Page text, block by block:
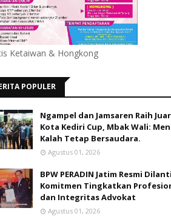
Ketaiwan & Hongkong
POPULER
Ngampel dan Jamsaren Raih
Kota Kediri Cup, Mbak Wali:
Kalah Tetap Bersaudara.
Agustus 01, 2026
BPW PERADIN Jatim Resmi
Komitmen Tingkatkan
dan Integritas Advokat
Agustus 01, 2026